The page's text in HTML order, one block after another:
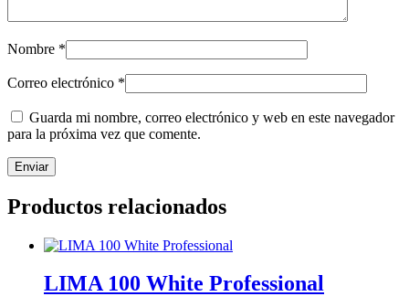
Nombre *
Correo electrónico *
Guarda mi nombre, correo electrónico y web en este navegador
para la próxima vez que comente.
Productos relacionados
LIMA 100 White Professional